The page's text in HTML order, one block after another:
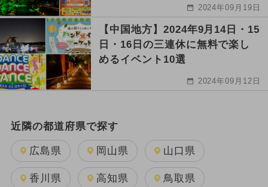
2024年09月19日
【中国地方】2024年9月14日・15
日・16日の三連休に無料で楽し
めるイベント10選
2024年09月12日
近隣の都道府県で探す
広島県 岡山県 山口県
香川県 高知県 鳥取県